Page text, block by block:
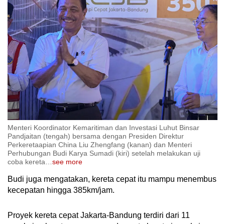
Menteri Koordinator Kemaritiman dan Investasi Luhut Binsar
Pandjaitan (tengah) bersama dengan Presiden Direktur
Perkeretaapian China Liu Zhengfang (kanan) dan Menteri
Perhubungan Budi Karya Sumadi (kiri) setelah melakukan uji
coba kereta…see more
Budi juga mengatakan, kereta cepat itu mampu menembus
kecepatan hingga 385km/jam.
Proyek kereta cepat Jakarta-Bandung terdiri dari 11